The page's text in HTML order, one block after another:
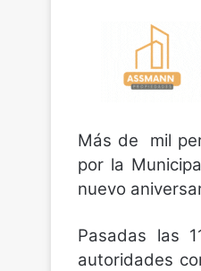
Más de mil
por la
nuevo
Pasadas las
autoridades